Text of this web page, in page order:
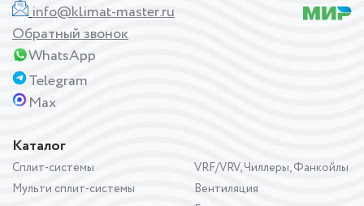
Каталог
Сплит-системы
Мульти сплит-системы
VRF/VRV, Чиллеры, Фанкойлы
Вентиляция
info@klimat-master.ru
Обратный звонок
WhatsApp
Telegram
Max